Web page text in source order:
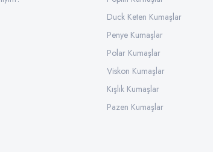
Duck Keten Kumaşlar
Penye Kumaşlar
Polar Kumaşlar
Viskon Kumaşlar
Kışlık Kumaşlar
Pazen Kumaşlar